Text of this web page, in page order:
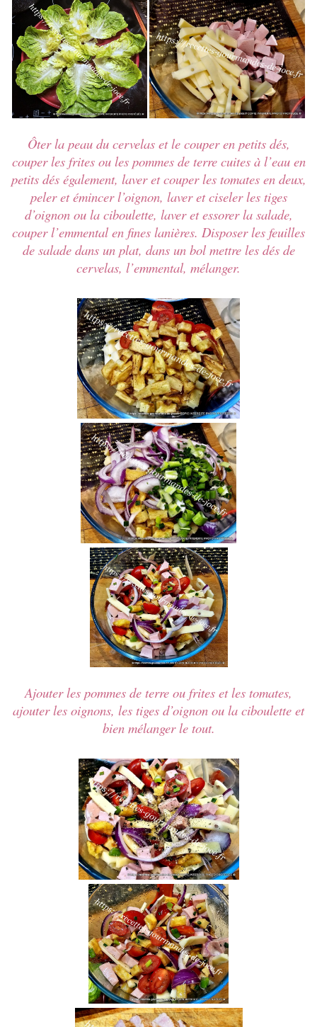
Ôter la peau du cervelas et le couper en petits dés,
couper les frites ou les pommes de terre cuites à l’eau en
petits dés également, laver et couper les tomates en deux,
peler et émincer l’oignon, laver et ciseler les tiges
d’oignon ou la ciboulette, laver et essorer la salade,
couper l’emmental en fines lanières. Disposer les feuilles
de salade dans un plat, dans un bol mettre les dés de
cervelas, l’emmental, mélanger.
Ajouter les pommes de terre ou frites et les tomates,
ajouter les oignons, les tiges d’oignon ou la ciboulette et
bien mélanger le tout.